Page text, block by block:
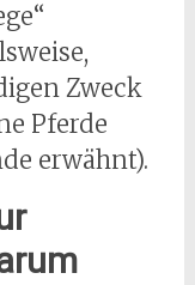
Zweck
Pferde
erwähnt).